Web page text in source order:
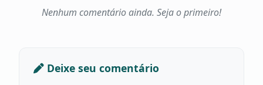
Nenhum comentário ainda. Seja o primeiro!
Deixe seu comentário